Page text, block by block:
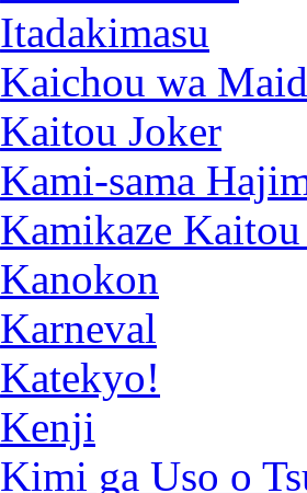
Itadakimasu
Kaichou wa
Kaitou Joker
Kami-sama
Kamikaze Kaitou
Kanokon
Karneval
Katekyo!
Kenji
Kimi ga Uso o